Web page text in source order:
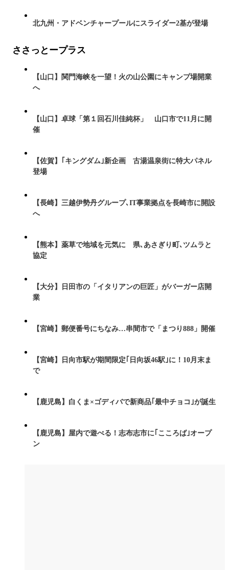
北九州・アドベンチャープールにスライダー2基が登場
ささっとープラス
【山口】関門海峡を一望！火の山公園にキャンプ場開業
へ
【山口】卓球「第１回石川佳純杯」 山口市で11月に開
催
【佐賀】｢キングダム｣新企画 古湯温泉街に特大パネル
登場
【長崎】三越伊勢丹グループ､IT事業拠点を長崎市に開設
へ
【熊本】薬草で地域を元気に 県､あさぎり町､ツムラと
協定
【大分】日田市の「イタリアンの巨匠」がバーガー店開
業
【宮崎】郵便番号にちなみ…串間市で「まつり888」開催
【宮崎】日向市駅が期間限定｢日向坂46駅｣に！10月末ま
で
【鹿児島】白くま×ゴディバで新商品｢最中チョコ｣が誕生
【鹿児島】屋内で遊べる！志布志市に｢こころば｣オープ
ン